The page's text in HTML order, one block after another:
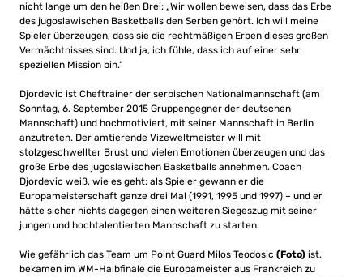
nicht lange um den heißen Brei: „Wir wollen beweisen, dass das Erbe
des jugoslawischen Basketballs den Serben gehört. Ich will meine
Spieler überzeugen, dass sie die rechtmäßigen Erben dieses großen
Vermächtnisses sind. Und ja, ich fühle, dass ich auf einer sehr
speziellen Mission bin.“
Djordevic ist Cheftrainer der serbischen Nationalmannschaft (am
Sonntag, 6. September 2015 Gruppengegner der deutschen
Mannschaft) und hochmotiviert, mit seiner Mannschaft in Berlin
anzutreten. Der amtierende Vizeweltmeister will mit
stolzgeschwellter Brust und vielen Emotionen überzeugen und das
große Erbe des jugoslawischen Basketballs annehmen. Coach
Djordevic weiß, wie es geht: als Spieler gewann er die
Europameisterschaft ganze drei Mal (1991, 1995 und 1997) – und er
hätte sicher nichts dagegen einen weiteren Siegeszug mit seiner
jungen und hochtalentierten Mannschaft zu starten.
Wie gefährlich das Team um Point Guard Milos Teodosic (Foto) ist,
bekamen im WM-Halbfinale die Europameister aus Frankreich zu